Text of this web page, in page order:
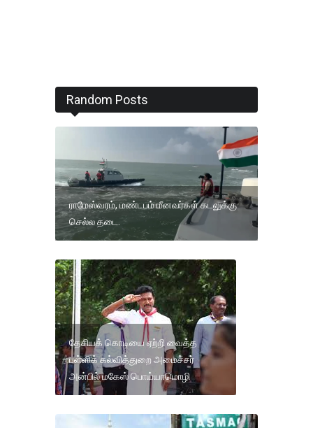
Random Posts
ராமேஸ்வரம், மண்டபம் மீனவர்கள் கடலுக்கு
செல்ல தடை.
தேசியக் கொடியை ஏற்றி வைத்த
பள்ளிக் கல்வித்துறை அமைச்சர்
அன்பில் மகேஸ் பொய்யாமொழி